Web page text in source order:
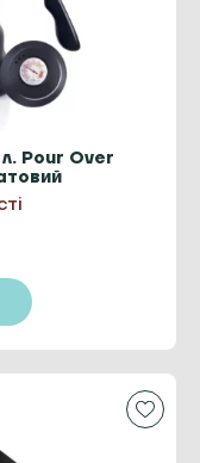
Pour Over